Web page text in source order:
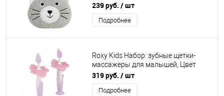
239 руб. / шт
Подробнее
Roxy Kids Набор: зубные щетки-
массажеры для малышей, Цвет
сиреневый
319 руб. / шт
Подробнее